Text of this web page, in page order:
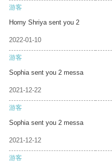
游客
Horny Shriya sent you 2
2022-01-10
游客
Sophia sent you 2 messa
2021-12-22
游客
Sophia sent you 2 messa
2021-12-12
游客